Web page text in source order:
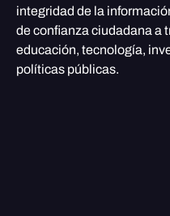
integridad de la
de confianza ciudadana a
educación, tecnología,
políticas públicas.